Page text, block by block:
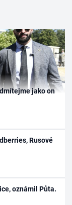
jako on
Rusové
oznámil Půta.